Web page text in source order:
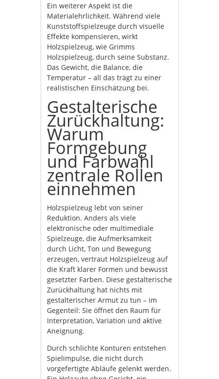
Ein weiterer Aspekt ist die
Materialehrlichkeit. Während viele
Kunststoffspielzeuge durch visuelle
Effekte kompensieren, wirkt
Holzspielzeug, wie Grimms
Holzspielzeug, durch seine Substanz.
Das Gewicht, die Balance, die
Temperatur – all das trägt zu einer
realistischen Einschätzung bei.
Gestalterische
Zurückhaltung:
Warum
Formgebung
und Farbwahl
zentrale Rollen
einnehmen
Holzspielzeug lebt von seiner
Reduktion. Anders als viele
elektronische oder multimediale
Spielzeuge, die Aufmerksamkeit
durch Licht, Ton und Bewegung
erzeugen, vertraut Holzspielzeug auf
die Kraft klarer Formen und bewusst
gesetzter Farben. Diese gestalterische
Zurückhaltung hat nichts mit
gestalterischer Armut zu tun – im
Gegenteil: Sie öffnet den Raum für
Interpretation, Variation und aktive
Aneignung.
Durch schlichte Konturen entstehen
Spielimpulse, die nicht durch
vorgefertigte Abläufe gelenkt werden.